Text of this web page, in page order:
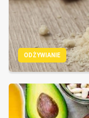
ODŻYWIANIE